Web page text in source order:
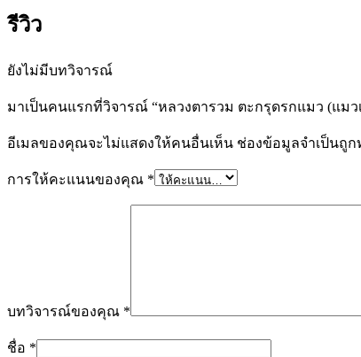
รีวิว
ยังไม่มีบทวิจารณ์
มาเป็นคนแรกที่วิจารณ์ “หลวงตารวม ตะกรุดรกแมว (แมว
อีเมลของคุณจะไม่แสดงให้คนอื่นเห็น ช่องข้อมูลจำเป็นถูก
การให้คะแนนของคุณ *
บทวิจารณ์ของคุณ *
ชื่อ *